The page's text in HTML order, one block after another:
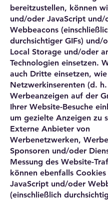
bereitzustellen, können
und/oder JavaScript und/
Webbeacons
durchsichtiger GIFs) und/
Local Storage und/oder
Technologien einsetzen.
auch Dritte einsetzen,
Netzwerkinserenten (d.
Werbeanzeigen auf der
Ihrer Website-Besuche
um gezielte Anzeigen zu
Externe Anbieter von
Werbenetzwerken,
Sponsoren und/oder
Messung des Website-
können ebenfalls
JavaScript und/oder
(einschließlich